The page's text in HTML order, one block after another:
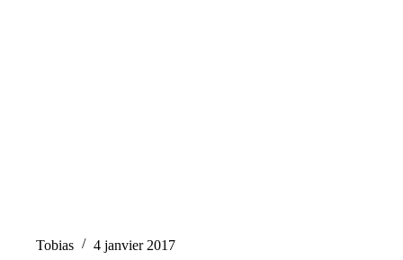
Tobias 4 janvier 2017